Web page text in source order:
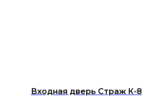
Входная дверь Страж К-8